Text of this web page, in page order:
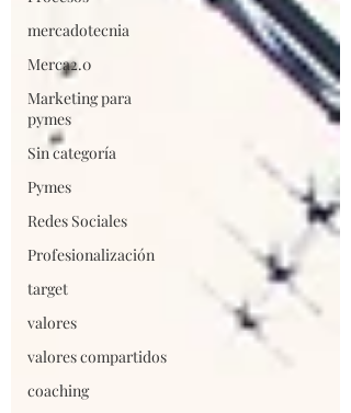
mercadotecnia
Merca2.0
Marketing para
pymes
Sin categoría
Pymes
Redes Sociales
Profesionalización
target
valores
valores compartidos
coaching